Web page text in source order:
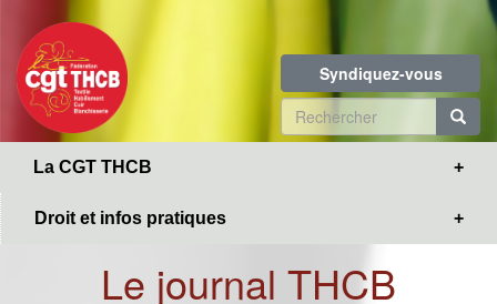
contenu
principal
Syndiquez-vous
Formulaire
de
La CGT THCB
Droit et infos pratiques
Le journal THCB